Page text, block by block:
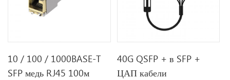
10 / 100 / 1000BASE-T
SFP медь RJ45 100м
40G QSFP + в SFP +
ЦАП кабели